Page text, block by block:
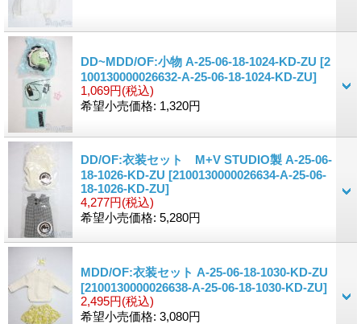
DD~MDD/OF:小物 A-25-06-18-1024-KD-ZU [2
100130000026632-A-25-06-18-1024-KD-ZU]
1,069円(税込)
希望小売価格: 1,320円
DD/OF:衣装セット M+V STUDIO製 A-25-06-
18-1026-KD-ZU [2100130000026634-A-25-06-
18-1026-KD-ZU]
4,277円(税込)
希望小売価格: 5,280円
MDD/OF:衣装セット A-25-06-18-1030-KD-ZU
[2100130000026638-A-25-06-18-1030-KD-ZU]
2,495円(税込)
希望小売価格: 3,080円